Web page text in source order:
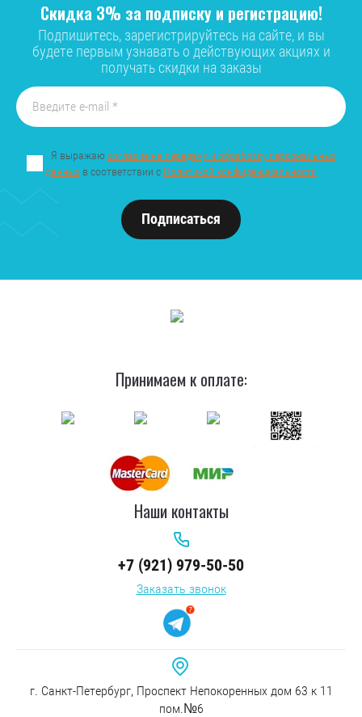
Скидка 3% за подписку и регистрацию!
Подпишитесь, зарегистрируйтесь на сайте, и вы
будете первым узнавать о действующих акциях и
получать скидки на заказы
Я выражаю согласие на передачу и обработку персональных
данных в соответствии с Политикой конфиденциальности
Подписаться
Принимаем к оплате:
Наши контакты
+7 (921) 979-50-50
Заказать звонок
г. Санкт-Петербург, Проспект Непокоренных дом 63 к 11
пом.№6